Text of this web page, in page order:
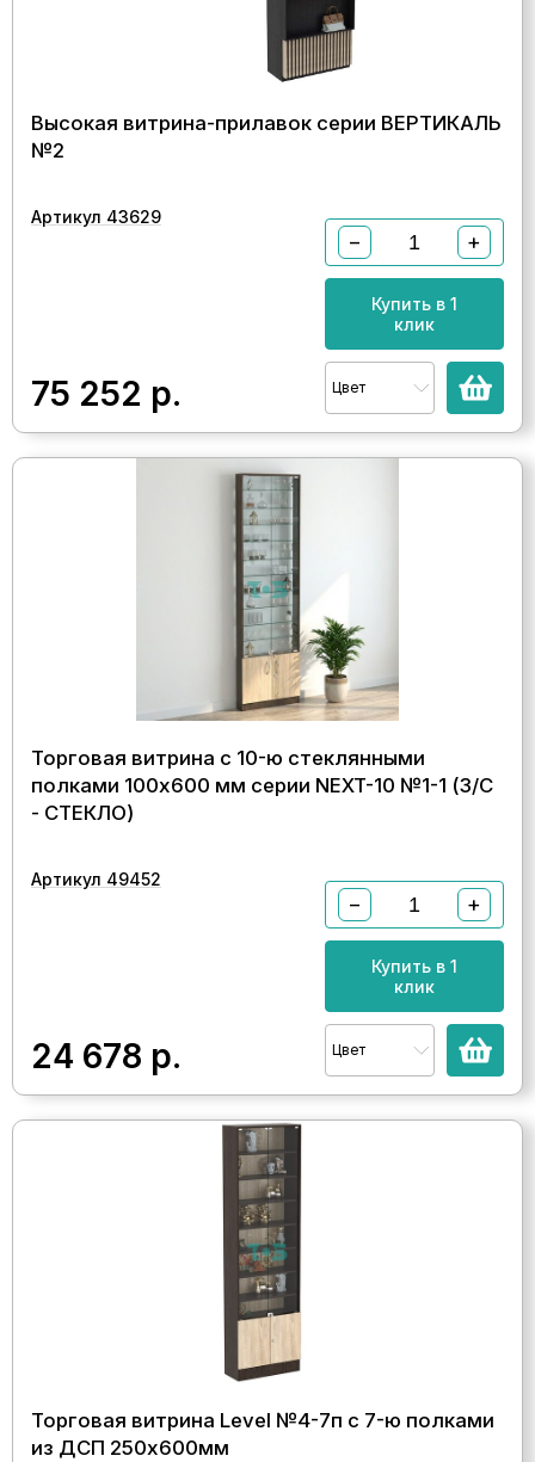
Высокая витрина-прилавок серии ВЕРТИКАЛЬ
№2
Артикул 43629
75 252 р.
− +
Купить в 1
клик
Цвет
Торговая витрина с 10-ю стеклянными
полками 100x600 мм серии NEXT-10 №1-1 (З/C
- СТЕКЛО)
Артикул 49452
24 678 р.
− +
Купить в 1
клик
Цвет
Торговая витрина Level №4-7п с 7-ю полками
из ДСП 250х600мм